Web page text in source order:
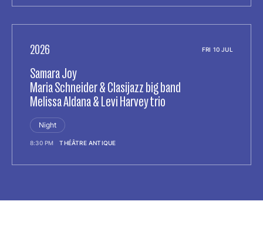
2026 FRI 10 JUL
Samara Joy
Maria Schneider & Clasijazz big band
Melissa Aldana & Levi Harvey trio
Night
8:30 PM THÉÂTRE ANTIQUE